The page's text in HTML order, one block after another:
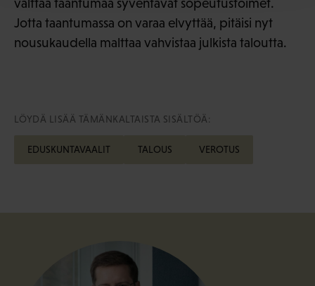
Jotta taantumassa on varaa elvyttää, pitäisi nyt
nousukaudella malttaa vahvistaa julkista taloutta.
LÖYDÄ LISÄÄ TÄMÄNKALTAISTA SISÄLTÖÄ:
EDUSKUNTAVAALIT TALOUS VEROTUS